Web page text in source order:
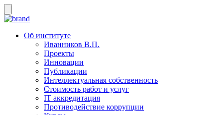
Об институте
Иванников В.П.
Проекты
Инновации
Публикации
Интеллектуальная собственность
Стоимость работ и услуг
IT аккредитация
Противодействие коррупции